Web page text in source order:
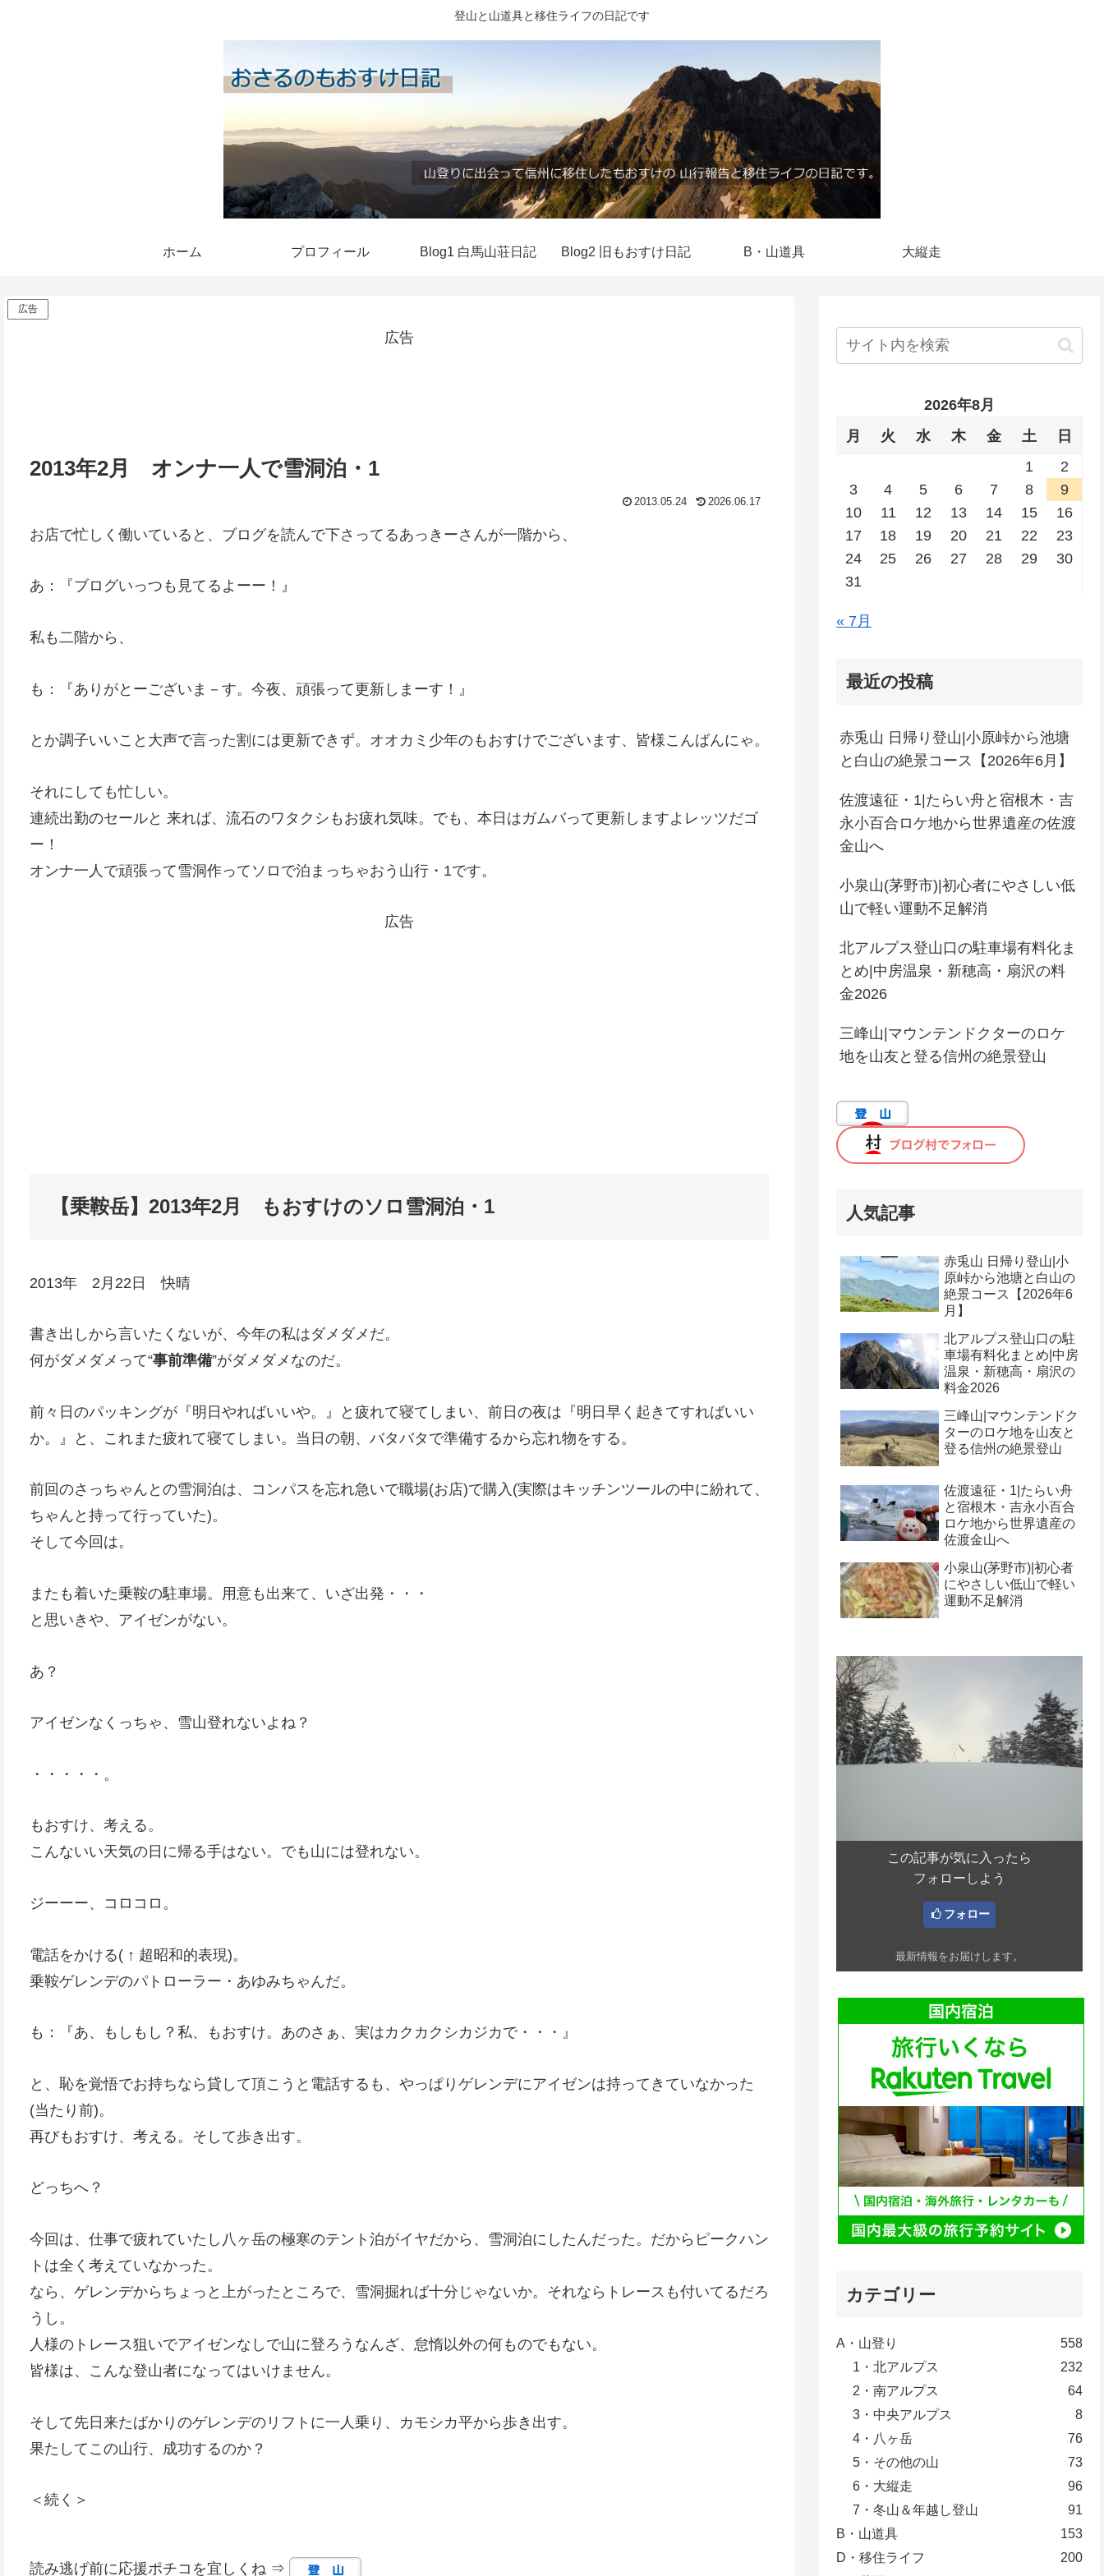
登山と山道具と移住ライフの日記です
ホーム プロフィール Blog1 白馬山荘日記 Blog2 旧もおすけ日記 B・山道具 大縦走
広告
広告
2013年2月 オンナ一人で雪洞泊・1
2013.05.24 2026.06.17
お店で忙しく働いていると、ブログを読んで下さってるあっきーさんが一階から、
あ：『ブログいっつも見てるよーー！』
私も二階から、
も：『ありがとーございま－す。今夜、頑張って更新しまーす！』
とか調子いいこと大声で言った割には更新できず。オオカミ少年のもおすけでございます、皆様こんばんにゃ。
それにしても忙しい。
連続出勤のセールと 来れば、流石のワタクシもお疲れ気味。でも、本日はガムバって更新しますよレッツだゴ
ー！
オンナ一人で頑張って雪洞作ってソロで泊まっちゃおう山行・1です。
広告
【乗鞍岳】2013年2月 もおすけのソロ雪洞泊・1
2013年 2月22日 快晴
書き出しから言いたくないが、今年の私はダメダメだ。
何がダメダメって“事前準備”がダメダメなのだ。
前々日のパッキングが『明日やればいいや。』と疲れて寝てしまい、前日の夜は『明日早く起きてすればいい
か。』と、これまた疲れて寝てしまい。当日の朝、バタバタで準備するから忘れ物をする。
前回のさっちゃんとの雪洞泊は、コンパスを忘れ急いで職場(お店)で購入(実際はキッチンツールの中に紛れて、
ちゃんと持って行っていた)。
そして今回は。
またも着いた乗鞍の駐車場。用意も出来て、いざ出発・・・
と思いきや、アイゼンがない。
あ？
アイゼンなくっちゃ、雪山登れないよね？
・・・・・。
もおすけ、考える。
こんないい天気の日に帰る手はない。でも山には登れない。
ジーーー、コロコロ。
電話をかける( ↑ 超昭和的表現)。
乗鞍ゲレンデのパトローラー・あゆみちゃんだ。
も：『あ、もしもし？私、もおすけ。あのさぁ、実はカクカクシカジカで・・・』
と、恥を覚悟でお持ちなら貸して頂こうと電話するも、やっぱりゲレンデにアイゼンは持ってきていなかった
(当たり前)。
再びもおすけ、考える。そして歩き出す。
どっちへ？
今回は、仕事で疲れていたし八ヶ岳の極寒のテント泊がイヤだから、雪洞泊にしたんだった。だからピークハン
トは全く考えていなかった。
なら、ゲレンデからちょっと上がったところで、雪洞掘れば十分じゃないか。それならトレースも付いてるだろ
うし。
人様のトレース狙いでアイゼンなしで山に登ろうなんざ、怠惰以外の何ものでもない。
皆様は、こんな登山者になってはいけません。
そして先日来たばかりのゲレンデのリフトに一人乗り、カモシカ平から歩き出す。
果たしてこの山行、成功するのか？
＜続く＞
読み逃げ前に応援ポチコを宜しくね ⇒
2026年8月
月
火 水 木 金 土
日
1
2
3
4 5 6 7 8
9
10
11 12 13 14 15
16
17
18 19 20 21 22
23
24
25 26 27 28 29
30
31
« 7月
最近の投稿
赤兎山 日帰り登山|小原峠から池塘
と白山の絶景コース【2026年6月】
佐渡遠征・1|たらい舟と宿根木・吉
永小百合ロケ地から世界遺産の佐渡
金山へ
小泉山(茅野市)|初心者にやさしい低
山で軽い運動不足解消
北アルプス登山口の駐車場有料化ま
とめ|中房温泉・新穂高・扇沢の料
金2026
三峰山|マウンテンドクターのロケ
地を山友と登る信州の絶景登山
人気記事
赤兎山 日帰り登山|小
原峠から池塘と白山の
絶景コース【2026年6
月】
北アルプス登山口の駐
車場有料化まとめ|中房
温泉・新穂高・扇沢の
料金2026
三峰山|マウンテンドク
ターのロケ地を山友と
登る信州の絶景登山
佐渡遠征・1|たらい舟
と宿根木・吉永小百合
ロケ地から世界遺産の
佐渡金山へ
小泉山(茅野市)|初心者
にやさしい低山で軽い
運動不足解消
この記事が気に入ったら
フォローしよう
フォロー
最新情報をお届けします。
カテゴリー
A・山登り
558
1・北アルプス
232
2・南アルプス
64
3・中央アルプス
8
4・八ヶ岳
76
5・その他の山
73
6・大縦走
96
7・冬山＆年越し登山
91
B・山道具
153
D・移住ライフ
200